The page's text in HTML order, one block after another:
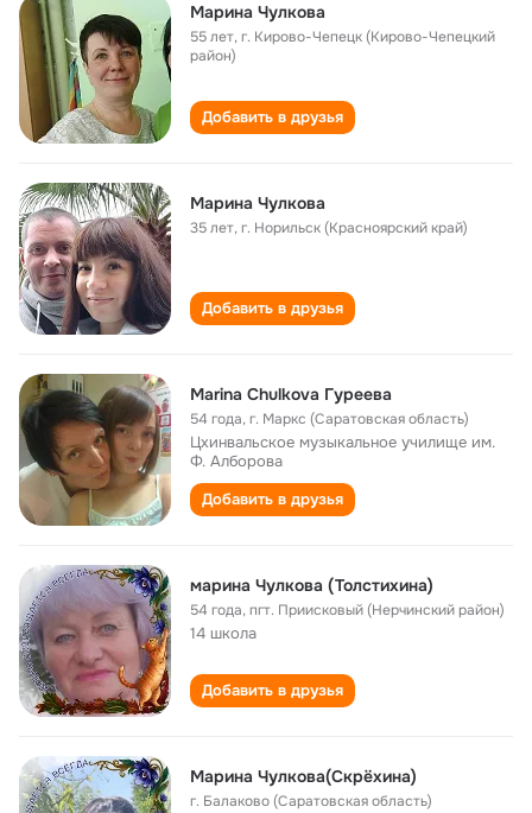
Марина Чулкова
55 лет,г. Кирово-Чепецк (Кирово-Чепецкий
район)
Добавить в друзья
Марина Чулкова
35 лет,г. Норильск (Красноярский край)
Добавить в друзья
Marina Chulkova Гуреева
54 года,г. Маркс (Саратовская область)
Цхинвальское музыкальное училище им.
Ф. Алборова
Добавить в друзья
марина Чулкова (Толстихина)
54 года,пгт. Приисковый (Нерчинский район)
14 школа
Добавить в друзья
Maрина Чулкова(Скрёхина)
г. Балаково (Саратовская область)